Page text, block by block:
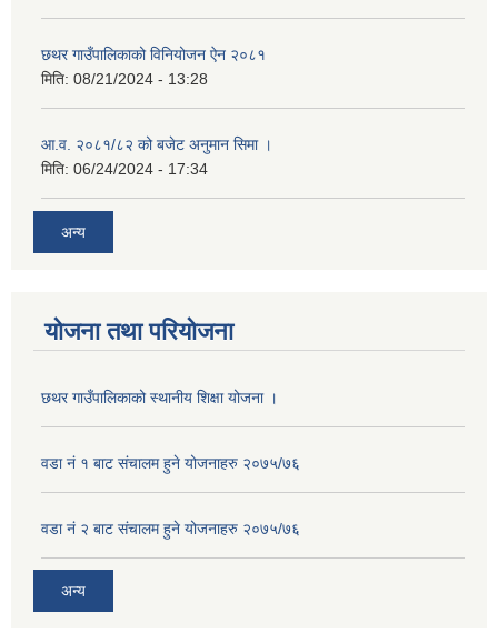
छथर गाउँपालिकाको विनियोजन ऐन २०८१
मिति: 08/21/2024 - 13:28
आ.व. २०८१/८२ को बजेट अनुमान सिमा ।
मिति: 06/24/2024 - 17:34
अन्य
योजना तथा परियोजना
छथर गाउँपालिकाको स्थानीय शिक्षा योजना ।
वडा नं १ बाट संचालम हुने योजनाहरु २०७५/७६
वडा नं २ बाट संचालम हुने योजनाहरु २०७५/७६
अन्य